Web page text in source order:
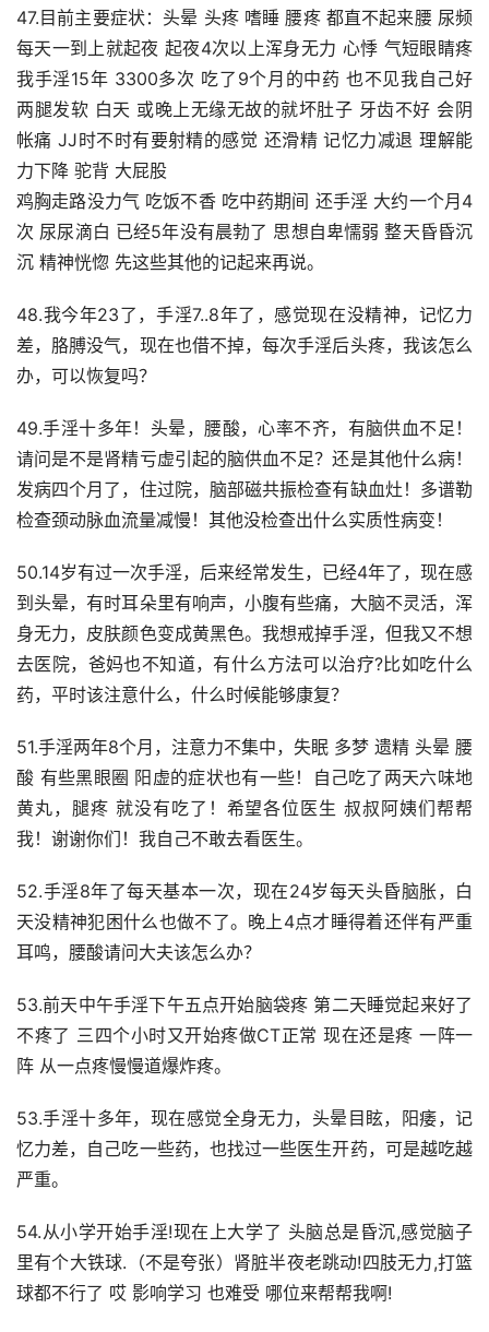
47.目前主要症状：头晕 头疼 嗜睡 腰疼 都直不起来腰 尿频
每天一到上就起夜 起夜4次以上浑身无力 心悸 气短眼睛疼
我手淫15年 3300多次 吃了9个月的中药 也不见我自己好
两腿发软 白天 或晚上无缘无故的就坏肚子 牙齿不好 会阴
帐痛 JJ时不时有要射精的感觉 还滑精 记忆力减退 理解能
力下降 驼背 大屁股
鸡胸走路没力气 吃饭不香 吃中药期间 还手淫 大约一个月4
次 尿尿滴白 已经5年没有晨勃了 思想自卑懦弱 整天昏昏沉
沉 精神恍惚 先这些其他的记起来再说。
48.我今年23了，手淫7..8年了，感觉现在没精神，记忆力
差，胳膊没气，现在也借不掉，每次手淫后头疼，我该怎么
办，可以恢复吗？
49.手淫十多年！头晕，腰酸，心率不齐，有脑供血不足！
请问是不是肾精亏虚引起的脑供血不足？还是其他什么病！
发病四个月了，住过院，脑部磁共振检查有缺血灶！多谱勒
检查颈动脉血流量减慢！其他没检查出什么实质性病变！
50.14岁有过一次手淫，后来经常发生，已经4年了，现在感
到头晕，有时耳朵里有响声，小腹有些痛，大脑不灵活，浑
身无力，皮肤颜色变成黄黑色。我想戒掉手淫，但我又不想
去医院，爸妈也不知道，有什么方法可以治疗?比如吃什么
药，平时该注意什么，什么时候能够康复？
51.手淫两年8个月，注意力不集中，失眠 多梦 遗精 头晕 腰
酸 有些黑眼圈 阳虚的症状也有一些！自己吃了两天六味地
黄丸，腿疼 就没有吃了！希望各位医生 叔叔阿姨们帮帮
我！谢谢你们！我自己不敢去看医生。
52.手淫8年了每天基本一次，现在24岁每天头昏脑胀，白
天没精神犯困什么也做不了。晚上4点才睡得着还伴有严重
耳鸣，腰酸请问大夫该怎么办？
53.前天中午手淫下午五点开始脑袋疼 第二天睡觉起来好了
不疼了 三四个小时又开始疼做CT正常 现在还是疼 一阵一
阵 从一点疼慢慢道爆炸疼。
53.手淫十多年，现在感觉全身无力，头晕目眩，阳痿，记
忆力差，自己吃一些药，也找过一些医生开药，可是越吃越
严重。
54.从小学开始手淫!现在上大学了 头脑总是昏沉,感觉脑子
里有个大铁球.（不是夸张）肾脏半夜老跳动!四肢无力,打篮
球都不行了 哎 影响学习 也难受 哪位来帮帮我啊!